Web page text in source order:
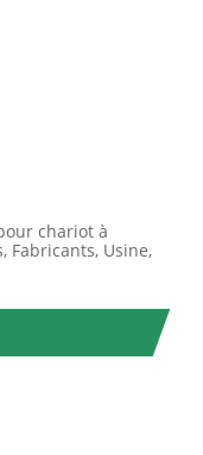
chariot à
Fabricants, Usine,